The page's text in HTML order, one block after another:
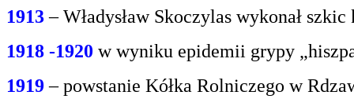
1913– Władysław Skoczylas wykonał
1918 -1920 w wyniku epidemii grypy
1919– powstanie Kółka Rolniczego w